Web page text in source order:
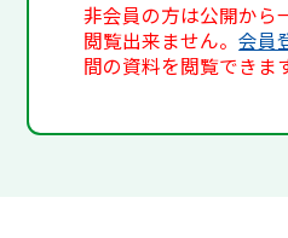
非会員の方は公開から
閲覧出来ません。会員
間の資料を閲覧できま